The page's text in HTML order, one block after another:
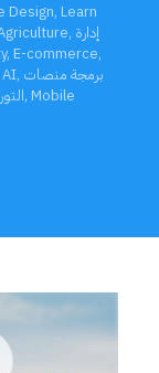
Design, Learn
, إدارة
, E-commerce,
, برمجة منصات
, Mobile